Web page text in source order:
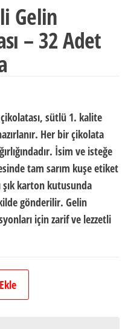
Gelin
– 32 Adet
sütlü 1. kalite
Her bir çikolata
İsim ve isteğe
tam sarım kuşe etiket
şık karton kutusunda
gönderilir. Gelin
için zarif ve lezzetli